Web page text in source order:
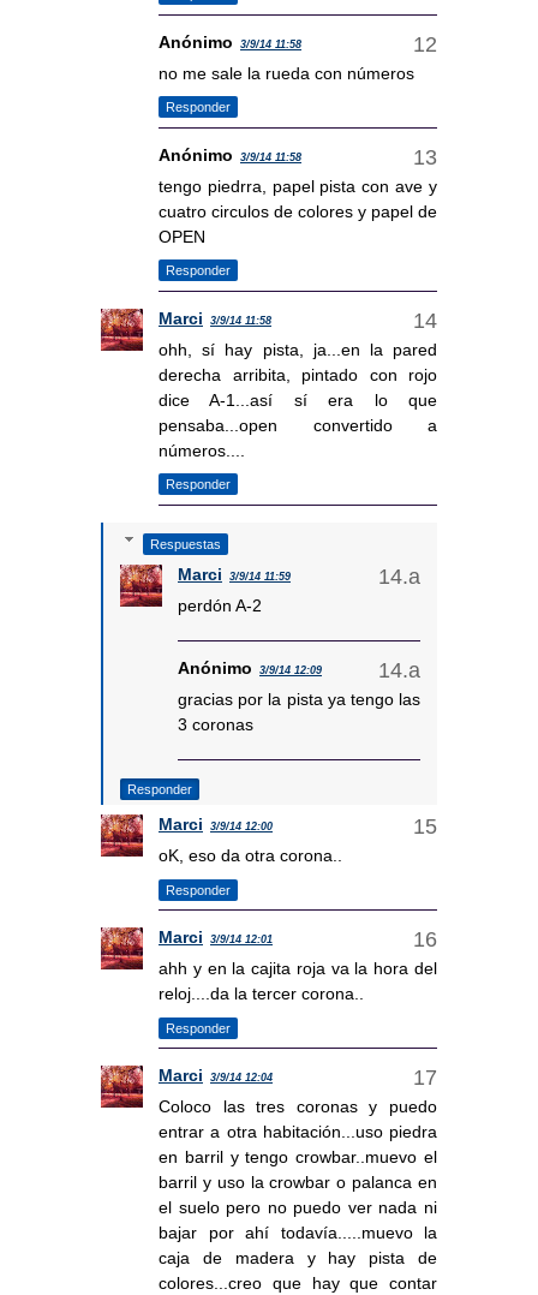
Anónimo 3/9/14 11:58
no me sale la rueda con números
Responder
Anónimo 3/9/14 11:58
tengo piedrra, papel pista con ave y
cuatro circulos de colores y papel de
OPEN
Responder
Marci 3/9/14 11:58
ohh, sí hay pista, ja...en la pared
derecha arribita, pintado con rojo
dice A-1...así sí era lo que
pensaba...open convertido a
números....
Responder
Respuestas
Marci 3/9/14 11:59
perdón A-2
Anónimo 3/9/14 12:09
gracias por la pista ya tengo las
3 coronas
Responder
Marci 3/9/14 12:00
oK, eso da otra corona..
Responder
Marci 3/9/14 12:01
ahh y en la cajita roja va la hora del
reloj....da la tercer corona..
Responder
Marci 3/9/14 12:04
Coloco las tres coronas y puedo
entrar a otra habitación...uso piedra
en barril y tengo crowbar..muevo el
barril y uso la crowbar o palanca en
el suelo pero no puedo ver nada ni
bajar por ahí todavía.....muevo la
caja de madera y hay pista de
colores...creo que hay que contar